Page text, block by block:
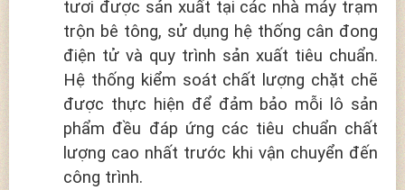
tươi được sản xuất tại các nhà máy trạm
trộn bê tông, sử dụng hệ thống cân đong
điện tử và quy trình sản xuất tiêu chuẩn.
Hệ thống kiểm soát chất lượng chặt chẽ
được thực hiện để đảm bảo mỗi lô sản
phẩm đều đáp ứng các tiêu chuẩn chất
lượng cao nhất trước khi vận chuyển đến
công trình.